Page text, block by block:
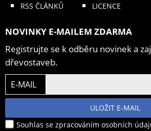
RSS ČLÁNKŮ
LICENCE
NOVINKY E-MAILEM ZDARMA
Registrujte se k odběru novinek a
dřevostaveb.
E-MAIL
ULOŽIT E-MAIL
Souhlas se zpracováním osobních